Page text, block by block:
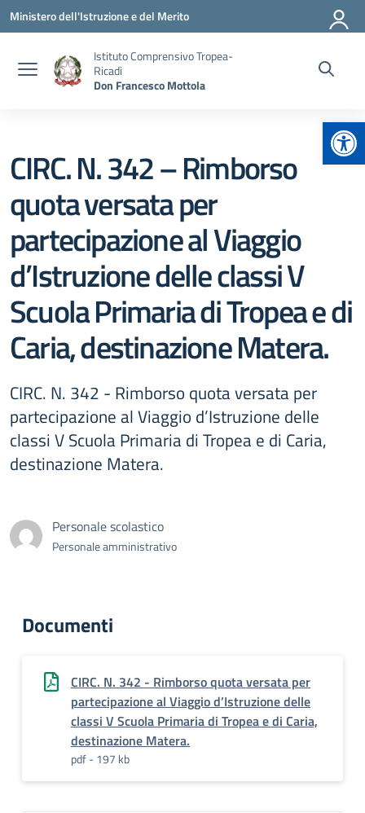
Vai ai contenuti
Vai al menu di navigazione
Vai al footer
Ministero dell'Istruzione e del Merito
Istituto Comprensivo Tropea-
Ricadi
Don Francesco Mottola
CIRC. N. 342 – Rimborso
quota versata per
partecipazione al Viaggio
d’Istruzione delle classi V
Scuola Primaria di Tropea e di
Caria, destinazione Matera.
CIRC. N. 342 - Rimborso quota versata per
partecipazione al Viaggio d’Istruzione delle
classi V Scuola Primaria di Tropea e di Caria,
destinazione Matera.
Personale scolastico
Personale amministrativo
Documenti
CIRC. N. 342 - Rimborso quota versata per
partecipazione al Viaggio d’Istruzione delle
classi V Scuola Primaria di Tropea e di Caria,
destinazione Matera.
pdf - 197 kb